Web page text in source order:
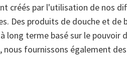
créés par l'utilisation de nos
Des produits de douche et de
terme basé sur le pouvoir
fournissons également